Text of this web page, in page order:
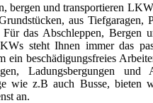
bergen und transportieren
aus Tiefgaragen,
Für das Abschleppen, Bergen
steht Ihnen immer das
ein beschädigungsfreies
Ladungsbergungen und
wie z.B auch Busse, bieten
an.